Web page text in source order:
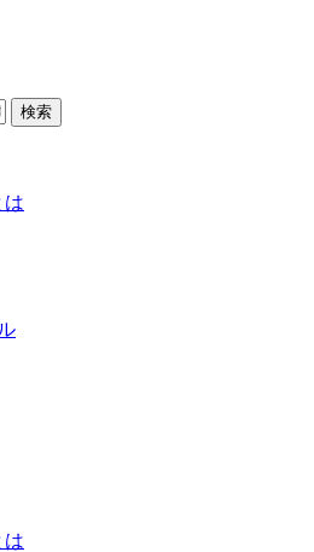
は
は